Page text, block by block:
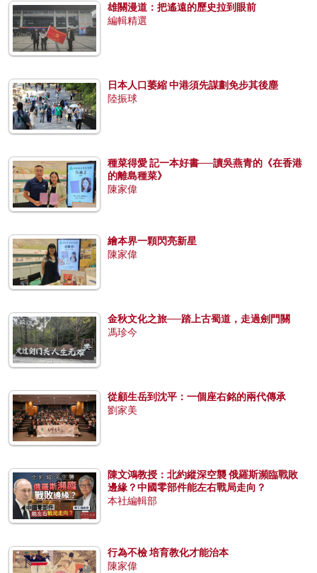
雄關漫道：把遙遠的歷史拉到眼前
編輯精選
日本人口萎縮 中港須先謀劃免步其後塵
陸振球
種菜得愛 記一本好書──讀吳燕青的《在香港
的離島種菜》
陳家偉
繪本界一顆閃亮新星
陳家偉
金秋文化之旅──踏上古蜀道，走過劍門關
馮珍今
從顧生岳到沈平：一個座右銘的兩代傳承
劉家美
陳文鴻教授：北約縱深空襲 俄羅斯瀕臨戰敗
邊緣？中國零部件能左右戰局走向？
本社編輯部
行為不檢 培育教化才能治本
陳家偉